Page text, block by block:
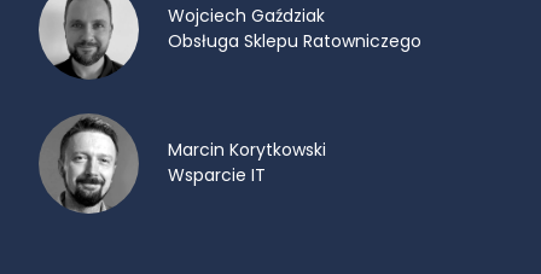
Wojciech Gaździak
Obsługa Sklepu Ratowniczego
Marcin Korytkowski
Wsparcie IT